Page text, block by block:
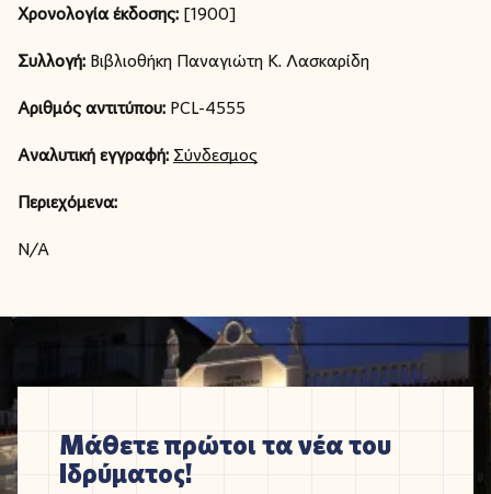
Χρονολογία έκδοσης: [1900]
Συλλογή: Βιβλιοθήκη Παναγιώτη Κ. Λασκαρίδη
Αριθμός αντιτύπου: PCL-4555
Αναλυτική εγγραφή: Σύνδεσμος
Περιεχόμενα:
N/A
Μάθετε πρώτοι τα νέα του
Ιδρύματος!